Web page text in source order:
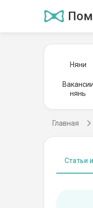
Няни
Вакансии
нянь
Главная
Статьи